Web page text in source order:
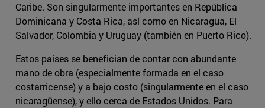
Caribe. Son singularmente importantes en República
Dominicana y Costa Rica, así como en Nicaragua, El
Salvador, Colombia y Uruguay (también en Puerto Rico).
Estos países se benefician de contar con abundante
mano de obra (especialmente formada en el caso
costarricense) y a bajo costo (singularmente en el caso
nicaragüense), y ello cerca de Estados Unidos. Para